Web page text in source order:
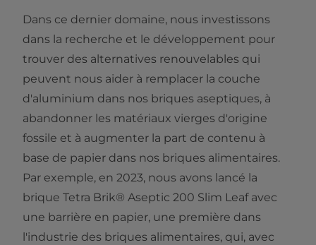
Dans ce dernier domaine, nous investissons
dans la recherche et le développement pour
trouver des alternatives renouvelables qui
peuvent nous aider à remplacer la couche
d'aluminium dans nos briques aseptiques, à
abandonner les matériaux vierges d'origine
fossile et à augmenter la part de contenu à
base de papier dans nos briques alimentaires.
Par exemple, en 2023, nous avons lancé la
brique Tetra Brik® Aseptic 200 Slim Leaf avec
une barrière en papier, une première dans
l'industrie des briques alimentaires, qui, avec